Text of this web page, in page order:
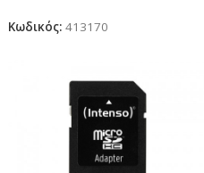
Κωδικός: 413170